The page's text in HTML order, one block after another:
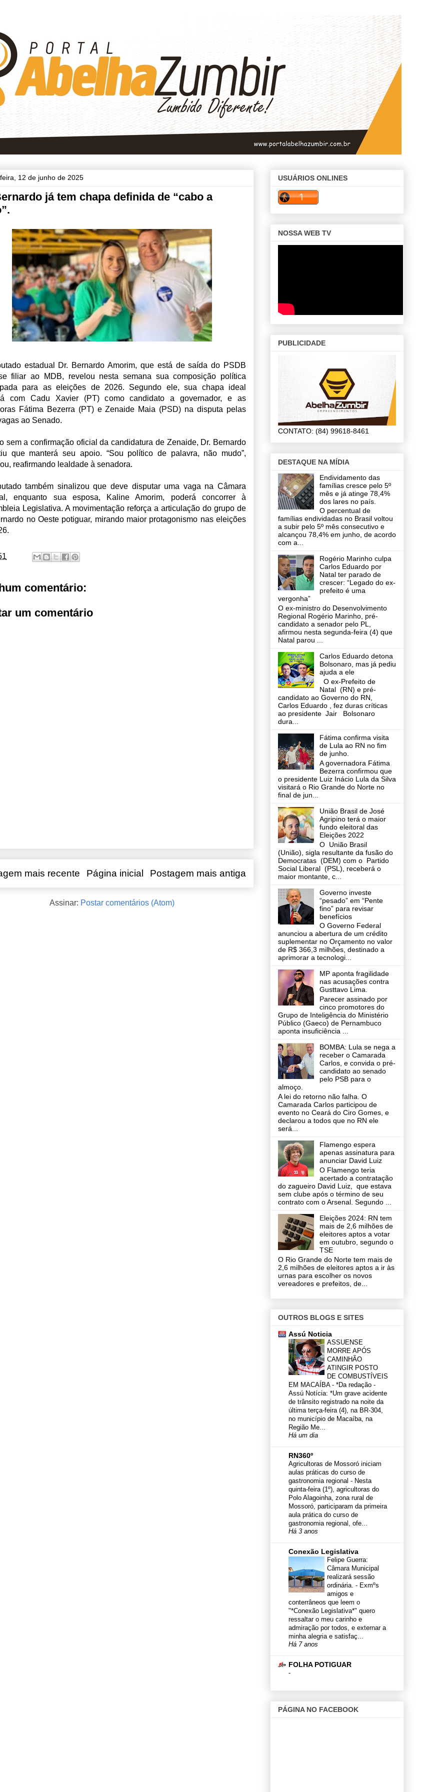
12 de junho de 2025
já tem chapa definida de “cabo a
estadual Dr. Bernardo Amorim, que está de saída do PSDB
filiar ao MDB, revelou nesta semana sua composição política
para as eleições de 2026. Segundo ele, sua chapa ideal
com Cadu Xavier (PT) como candidato a governador, e as
Fátima Bezerra (PT) e Zenaide Maia (PSD) na disputa pelas
ao Senado.
sem a confirmação oficial da candidatura de Zenaide, Dr. Bernardo
que manterá seu apoio. “Sou político de palavra, não mudo”,
reafirmando lealdade à senadora.
também sinalizou que deve disputar uma vaga na Câmara
enquanto sua esposa, Kaline Amorim, poderá concorrer à
Legislativa. A movimentação reforça a articulação do grupo de
no Oeste potiguar, mirando maior protagonismo nas eleições
comentário:
um comentário
mais recente Postagem mais antiga
Página inicial
Assinar: Postar comentários (Atom)
USUÁRIOS ONLINES
NOSSA WEB TV
PUBLICIDADE
CONTATO: (84) 99618-8461
DESTAQUE NA MÍDIA
Endividamento das
famílias cresce pelo 5º
mês e já atinge 78,4%
dos lares no país.
O percentual de
famílias endividadas no Brasil voltou
a subir pelo 5º mês consecutivo e
alcançou 78,4% em junho, de acordo
com a...
Rogério Marinho culpa
Carlos Eduardo por
Natal ter parado de
crescer: “Legado do ex-
prefeito é uma
vergonha”
O ex-ministro do Desenvolvimento
Regional Rogério Marinho, pré-
candidato a senador pelo PL,
afirmou nesta segunda-feira (4) que
Natal parou ...
Carlos Eduardo detona
Bolsonaro, mas já pediu
ajuda a ele
O ex-Prefeito de
Natal (RN) e pré-
candidato ao Governo do RN,
Carlos Eduardo , fez duras críticas
ao presidente Jair Bolsonaro
dura...
Fátima confirma visita
de Lula ao RN no fim
de junho.
A governadora Fátima
Bezerra confirmou que
o presidente Luiz Inácio Lula da Silva
visitará o Rio Grande do Norte no
final de jun...
União Brasil de José
Agripino terá o maior
fundo eleitoral das
Eleições 2022
O União Brasil
(União), sigla resultante da fusão do
Democratas (DEM) com o Partido
Social Liberal (PSL), receberá o
maior montante, c...
Governo investe
“pesado” em “Pente
fino” para revisar
benefícios
O Governo Federal
anunciou a abertura de um crédito
suplementar no Orçamento no valor
de R$ 366,3 milhões, destinado a
aprimorar a tecnologi...
MP aponta fragilidade
nas acusações contra
Gusttavo Lima.
Parecer assinado por
cinco promotores do
Grupo de Inteligência do Ministério
Público (Gaeco) de Pernambuco
aponta insuficiência ...
BOMBA: Lula se nega a
receber o Camarada
Carlos, e convida o pré-
candidato ao senado
pelo PSB para o
almoço.
A lei do retorno não falha. O
Camarada Carlos participou de
evento no Ceará do Ciro Gomes, e
declarou a todos que no RN ele
será...
Flamengo espera
apenas assinatura para
anunciar David Luiz
O Flamengo teria
acertado a contratação
do zagueiro David Luiz, que estava
sem clube após o término de seu
contrato com o Arsenal. Segundo ...
Eleições 2024: RN tem
mais de 2,6 milhões de
eleitores aptos a votar
em outubro, segundo o
TSE
O Rio Grande do Norte tem mais de
2,6 milhões de eleitores aptos a ir às
urnas para escolher os novos
vereadores e prefeitos, de...
OUTROS BLOGS E SITES
Assú Noticia
ASSUENSE
MORRE APÓS
CAMINHÃO
ATINGIR POSTO
DE COMBUSTÍVEIS
EM MACAÍBA - *Da redação -
Assú Notícia: *Um grave acidente
de trânsito registrado na noite da
última terça-feira (4), na BR-304,
no município de Macaíba, na
Região Me...
Há um dia
RN360º
Agricultoras de Mossoró iniciam
aulas práticas do curso de
gastronomia regional - Nesta
quinta-feira (1º), agricultoras do
Polo Alagoinha, zona rural de
Mossoró, participaram da primeira
aula prática do curso de
gastronomia regional, ofe...
Há 3 anos
Conexão Legislativa
Felipe Guerra:
Câmara Municipal
realizará sessão
ordinária. - Exmºs
amigos e
conterrâneos que leem o
"*Conexão Legislativa*" quero
ressaltar o meu carinho e
admiração por todos, e externar a
minha alegria e satisfaç...
Há 7 anos
FOLHA POTIGUAR
-
PÁGINA NO FACEBOOK